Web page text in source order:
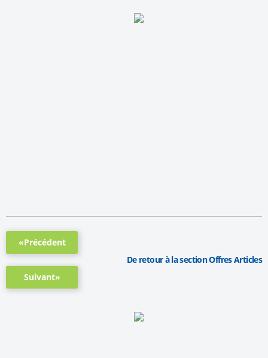
«Précédent
Suivant»
De retour à la section Offres Articles